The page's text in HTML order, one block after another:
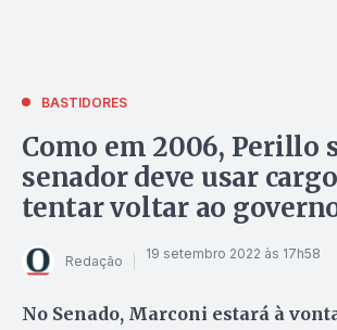
BASTIDORES
Como em 2006, Perillo
senador deve usar
tentar voltar ao
Redação 19 setembro 2022 às 17h58
No Senado, Marconi estará à